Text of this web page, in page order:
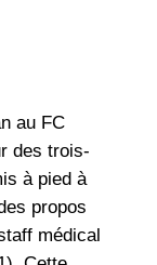
au FC
des trois-
à pied à
propos
médical